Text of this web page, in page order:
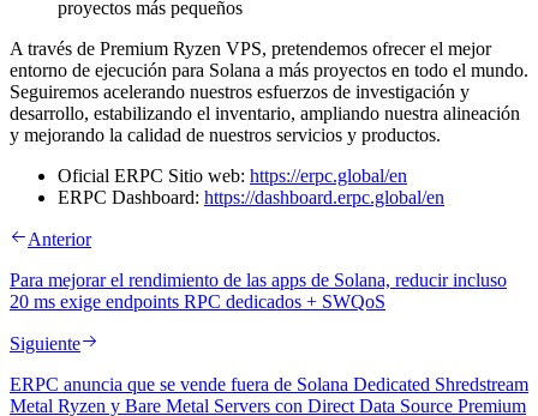
proyectos más pequeños
A través de Premium Ryzen VPS, pretendemos ofrecer el mejor
entorno de ejecución para Solana a más proyectos en todo el mundo.
Seguiremos acelerando nuestros esfuerzos de investigación y
desarrollo, estabilizando el inventario, ampliando nuestra alineación
y mejorando la calidad de nuestros servicios y productos.
Oficial ERPC Sitio web: https://erpc.global/en
ERPC Dashboard: https://dashboard.erpc.global/en
Anterior
Para mejorar el rendimiento de las apps de Solana, reducir incluso
20 ms exige endpoints RPC dedicados + SWQoS
Siguiente
ERPC anuncia que se vende fuera de Solana Dedicated Shredstream
Metal Ryzen y Bare Metal Servers con Direct Data Source Premium